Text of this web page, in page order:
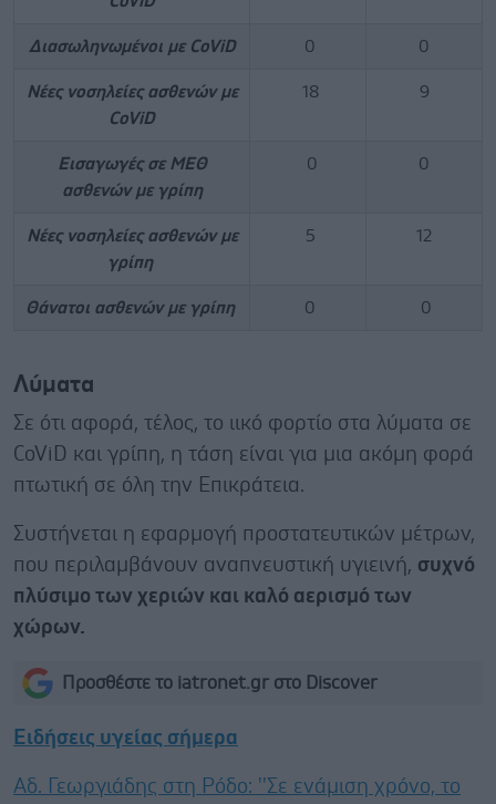
Διασωληνωμένοι με CoViD 0 0
Νέες νοσηλείες ασθενών με
CoViD
18 9
Εισαγωγές σε ΜΕΘ
ασθενών με γρίπη
0 0
Νέες νοσηλείες ασθενών με
γρίπη
5 12
Θάνατοι ασθενών με γρίπη 0 0
Λύματα
Σε ότι αφορά, τέλος, το ιικό φορτίο στα λύματα σε
CoViD και γρίπη, η τάση είναι για μια ακόμη φορά
πτωτική σε όλη την Επικράτεια.
Συστήνεται η εφαρμογή προστατευτικών μέτρων,
που περιλαμβάνουν αναπνευστική υγιεινή, συχνό
πλύσιμο των χεριών και καλό αερισμό των
χώρων.
Προσθέστε το iatronet.gr στο Discover
Ειδήσεις υγείας σήμερα
Αδ. Γεωργιάδης στη Ρόδο: ''Σε ενάμιση χρόνο, το